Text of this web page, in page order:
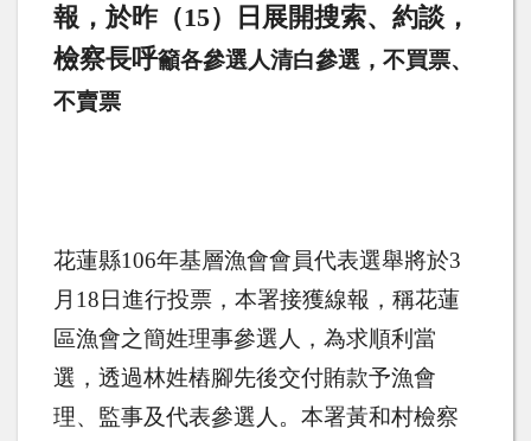
報，於昨（15）日展開搜索、約談，
檢察長呼籲各參選人清白參選，不買票、
不賣票
花蓮縣106年基層漁會會員代表選舉將於3
月 18日進行投票，本署接獲線報，稱花蓮
區漁會之簡姓理事參選人，為求順利當
選，透過林姓樁腳先後交付賄款予漁會
理、監事及代表參選人。本署黃和村檢察